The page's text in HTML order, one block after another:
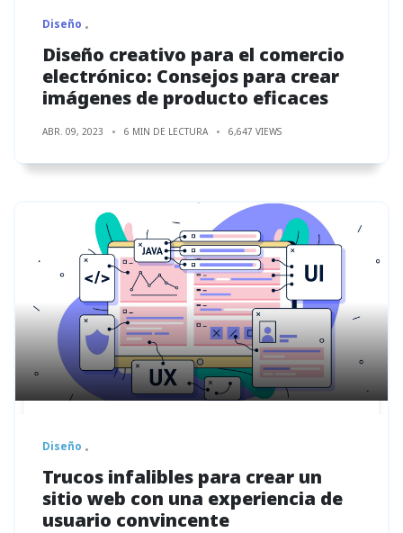
Diseño
Diseño creativo para el comercio
electrónico: Consejos para crear
imágenes de producto eficaces
ABR. 09, 2023 6 MIN DE LECTURA 6,647 VIEWS
Diseño
Trucos infalibles para crear un
sitio web con una experiencia de
usuario convincente